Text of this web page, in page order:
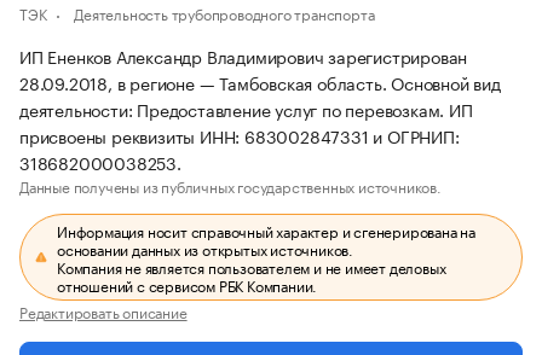
ТЭК Деятельность трубопроводного транспорта
ИП Ененков Александр Владимирович зарегистрирован
28.09.2018, в регионе — Тамбовская область. Основной вид
деятельности: Предоставление услуг по перевозкам. ИП
присвоены реквизиты ИНН: 683002847331 и ОГРНИП:
318682000038253.
Данные получены из публичных государственных источников.
Информация носит справочный характер и сгенерирована на
основании данных из открытых источников.
Компания не является пользователем и не имеет деловых
отношений с сервисом РБК Компании.
Редактировать описание